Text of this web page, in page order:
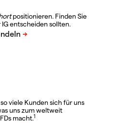
positionieren. Finden Sie
entscheiden sollten.
viele Kunden sich für uns
uns zum weltweit
macht.1